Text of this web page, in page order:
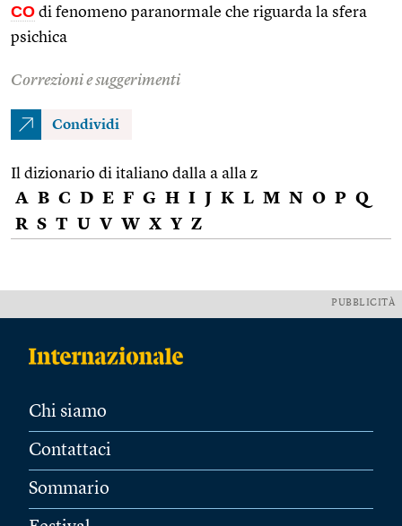
CO di fenomeno paranormale che riguarda la sfera
psichica
Correzioni e suggerimenti
Condividi
Il dizionario di italiano dalla a alla z
A B C D E F G H I J K L M N O P Q
R S T U V W X Y Z
PUBBLICITÀ
Chi siamo
Contattaci
Sommario